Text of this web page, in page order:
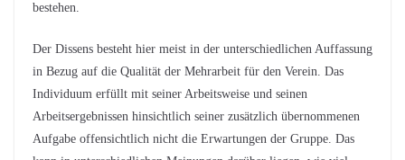
bestehen.
Der Dissens besteht hier meist in der unterschiedlichen Auffassung
in Bezug auf die Qualität der Mehrarbeit für den Verein. Das
Individuum erfüllt mit seiner Arbeitsweise und seinen
Arbeitsergebnissen hinsichtlich seiner zusätzlich übernommenen
Aufgabe offensichtlich nicht die Erwartungen der Gruppe. Das